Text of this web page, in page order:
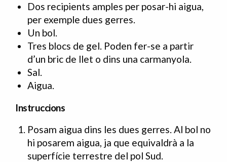
Dos recipients amples per posar-hi aigua,
per exemple dues gerres.
Un bol.
Tres blocs de gel. Poden fer-se a partir
d’un bric de llet o dins una carmanyola.
Sal.
Aigua.
Instruccions
Posam aigua dins les dues gerres. Al bol no
hi posarem aigua, ja que equivaldrà a la
superfície terrestre del pol Sud.